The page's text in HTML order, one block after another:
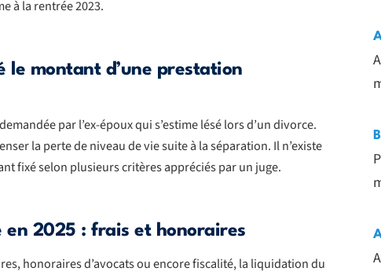
à la rentrée 2023.
le montant d’une prestation
par l’ex-époux qui s’estime lésé lors d’un divorce.
la perte de niveau de vie suite à la séparation. Il n’existe
fixé selon plusieurs critères appréciés par un juge.
en 2025 : frais et honoraires
honoraires d’avocats ou encore fiscalité, la liquidation du